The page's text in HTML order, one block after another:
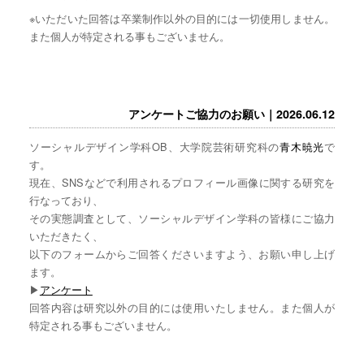
※いただいた回答は卒業制作以外の目的には一切使用しません。
また個人が特定される事もございません。
アンケートご協力のお願い｜2026.06.12
ソーシャルデザイン学科OB、大学院芸術研究科の青木暁光で
す。
現在、SNSなどで利用されるプロフィール画像に関する研究を
行なっており、
その実態調査として、ソーシャルデザイン学科の皆様にご協力
いただきたく、
以下のフォームからご回答くださいますよう、お願い申し上げ
ます。
▶︎アンケート
回答内容は研究以外の目的には使用いたしません。また個人が
特定される事もございません。